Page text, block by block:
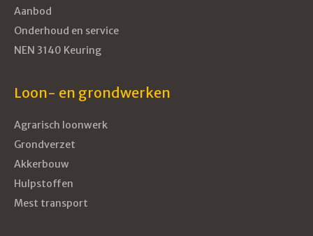
Aanbod
Onderhoud en service
NEN 3140 Keuring
Loon- en grondwerken
Agrarisch loonwerk
Grondverzet
Akkerbouw
Hulpstoffen
Mest transport